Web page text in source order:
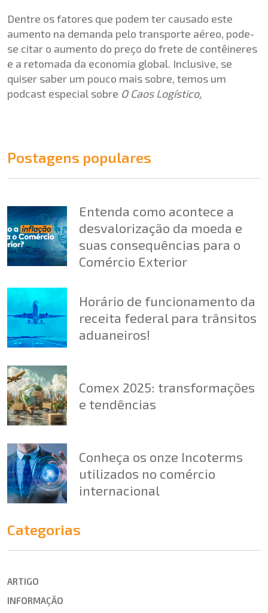
Dentre os fatores que podem ter causado este
aumento na demanda pelo transporte aéreo, pode-
se citar o aumento do preço do frete de contêineres
e a retomada da economia global. Inclusive, se
quiser saber um pouco mais sobre, temos um
podcast especial sobre O Caos Logístico.
Postagens populares
Entenda como acontece a
desvalorização da moeda e
suas consequências para o
Comércio Exterior
Horário de funcionamento da
receita federal para trânsitos
aduaneiros!
Comex 2025: transformações
e tendências
Conheça os onze Incoterms
utilizados no comércio
internacional
Categorias
ARTIGO
INFORMAÇÃO